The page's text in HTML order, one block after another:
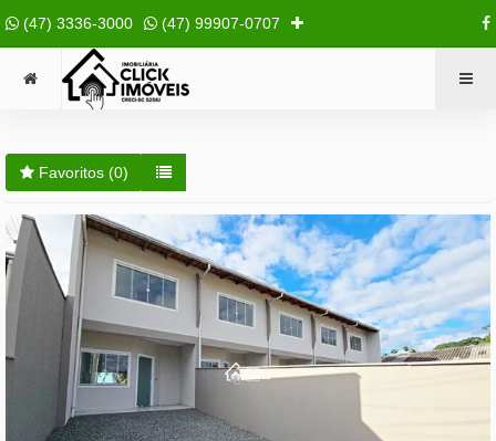
(47) 3336-3000 (47) 99907-0707
Favoritos (0)